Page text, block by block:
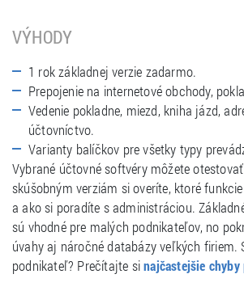
VÝHODY
1 rok základnej verzie zadarmo.
Prepojenie na internetové obchody,
Vedenie pokladne, miezd, kniha jázd,
účtovníctvo.
Varianty balíčkov pre všetky typy
Vybrané účtovné softvéry môžete
skúšobným verziám si overíte, ktoré
a ako si poradíte s administráciou.
sú vhodné pre malých podnikateľov, no
úvahy aj náročné databázy veľkých firiem.
podnikateľ? Prečítajte sinajčastejšie